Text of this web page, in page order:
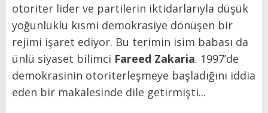
otoriter lider ve partilerin iktidarlarıyla düşük
yoğunluklu kısmi demokrasiye dönüşen bir
rejimi işaret ediyor. Bu terimin isim babası da
ünlü siyaset bilimci Fareed Zakaria. 1997’de
demokrasinin otoriterleşmeye başladığını iddia
eden bir makalesinde dile getirmişti...